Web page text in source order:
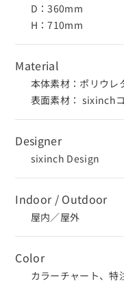
D：360mm
H：710mm
Material
本体素材：ポリウレ
表面素材： sixinch
Designer
sixinch Design
Indoor / Outdoor
屋内／屋外
Color
カラーチャート、特